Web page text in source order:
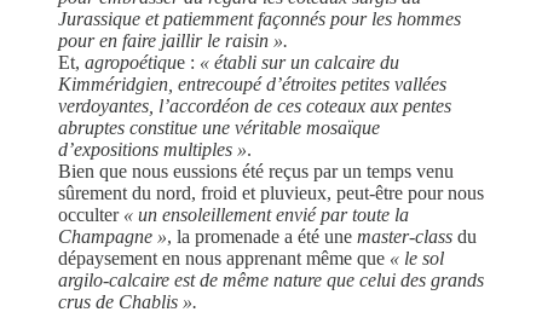
Jurassique et patiemment façonnés pour les hommes
pour en faire jaillir le raisin ».
Et, agropoétique : « établi sur un calcaire du
Kimméridgien, entrecoupé d’étroites petites vallées
verdoyantes, l’accordéon de ces coteaux aux pentes
abruptes constitue une véritable mosaïque
d’expositions multiples ».
Bien que nous eussions été reçus par un temps venu
sûrement du nord, froid et pluvieux, peut-être pour nous
occulter« un ensoleillement envié par toute la
Champagne », la promenade a été une master-class du
dépaysement en nous apprenant même que « le sol
argilo-calcaire est de même nature que celui des grands
crus de Chablis ».